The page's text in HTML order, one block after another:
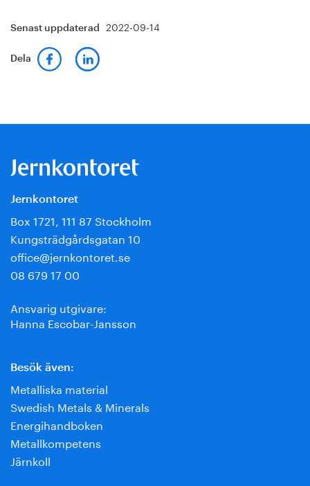
Senast uppdaterad 2022-09-14
Dela
Jernkontoret
Box 1721, 111 87 Stockholm
Kungsträdgårdsgatan 10
office@jernkontoret.se
08 679 17 00
Ansvarig utgivare:
Hanna Escobar-Jansson
Besök även:
Metalliska material
Swedish Metals & Minerals
Energihandboken
Metallkompetens
Järnkoll